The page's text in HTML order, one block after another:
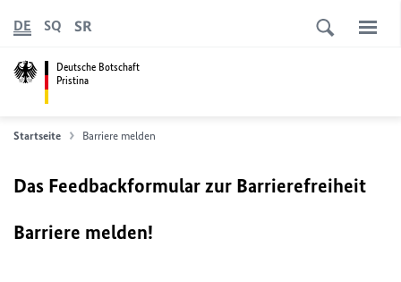
Deutsche Botschaft
Pristina
DE SQ SR
Startseite Barriere melden
Das Feedbackformular zur Barrierefreiheit
Barriere melden!